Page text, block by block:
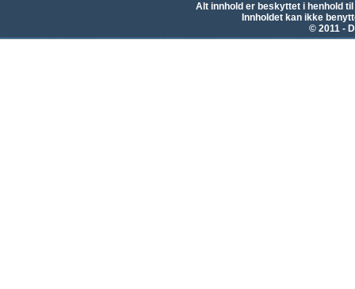
Alt innhold er beskyttet i henhold
Innholdet kan ikke
© 2011 -